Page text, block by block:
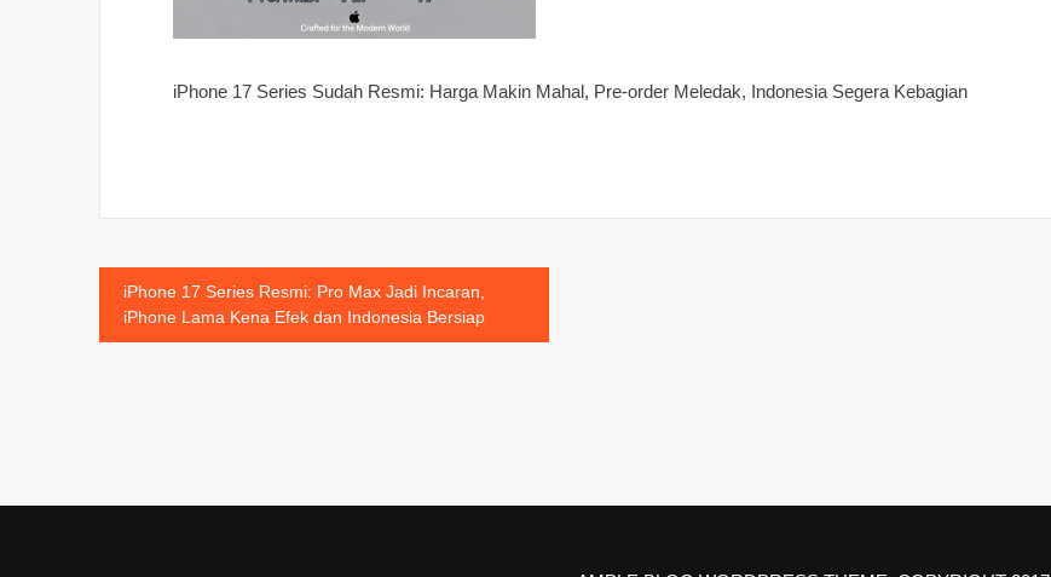
iPhone 17 Series Sudah Resmi: Harga Makin Mahal, Pre-order Meledak, Indonesia Segera Kebagian
Post
navigation
iPhone 17 Series Resmi: Pro Max Jadi Incaran,
iPhone Lama Kena Efek dan Indonesia Bersiap